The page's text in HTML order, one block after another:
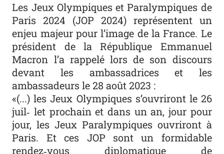
Les Jeux Olympiques et Paralympiques de
Paris 2024 (JOP 2024) représentent un
enjeu majeur pour l’image de la France. Le
président de la République Emmanuel
Macron l’a rappelé lors de son discours
devant les ambassadrices et les
ambassadeurs le 28 août 2023 :
«(...) les Jeux Olympiques s’ouvriront le 26
juil‐ let prochain et dans un an, jour pour
jour, les Jeux Paralympiques ouvriront à
Paris. Et ces JOP sont un formidable
rendez‐vous diplomatique de